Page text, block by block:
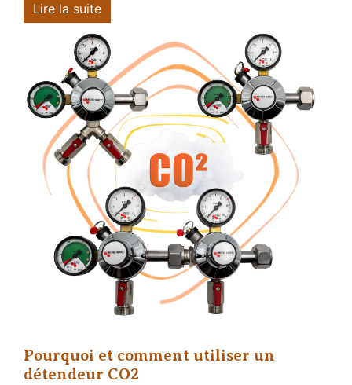
Lire la suite
Pourquoi et comment utiliser un
détendeur CO2